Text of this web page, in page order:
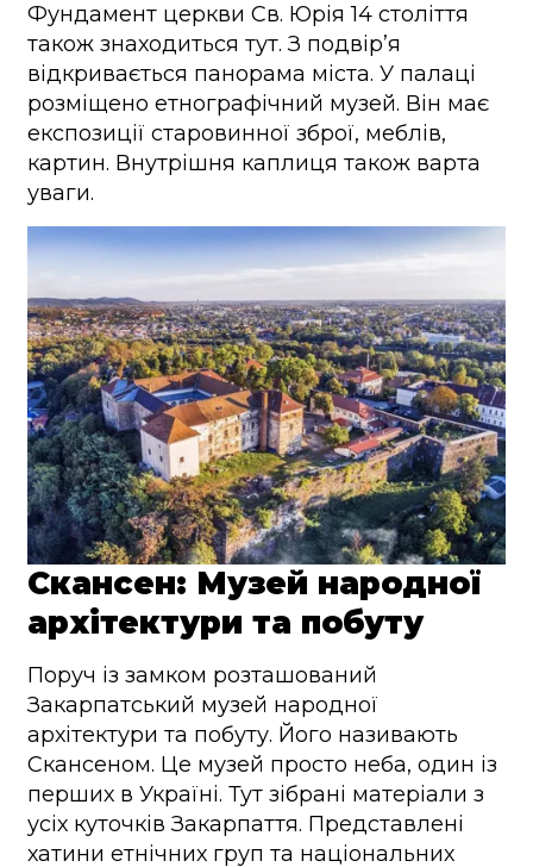
Фундамент церкви Св. Юрія 14 століття
також знаходиться тут. З подвір’я
відкривається панорама міста. У палаці
розміщено етнографічний музей. Він має
експозиції старовинної зброї, меблів,
картин. Внутрішня каплиця також варта
уваги.
Скансен: Музей народної
архітектури та побуту
Поруч із замком розташований
Закарпатський музей народної
архітектури та побуту. Його називають
Скансеном. Це музей просто неба, один із
перших в Україні. Тут зібрані матеріали з
усіх куточків Закарпаття. Представлені
хатини етнічних груп та національних